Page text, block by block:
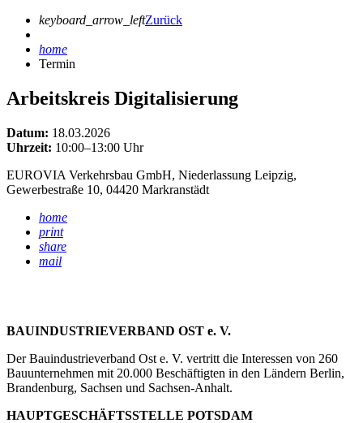
keyboard_arrow_leftZurück
home
Termin
Arbeitskreis Digitalisierung
Datum: 18.03.2026
Uhrzeit: 10:00–13:00 Uhr
EUROVIA Verkehrsbau GmbH, Niederlassung Leipzig,
Gewerbestraße 10, 04420 Markranstädt
home
print
share
mail
BAUINDUSTRIEVERBAND OST e. V.
Der Bauindustrieverband Ost e. V. vertritt die Interessen von 260
Bauunternehmen mit 20.000 Beschäftigten in den Ländern Berlin,
Brandenburg, Sachsen und Sachsen-Anhalt.
HAUPTGESCHÄFTSSTELLE POTSDAM